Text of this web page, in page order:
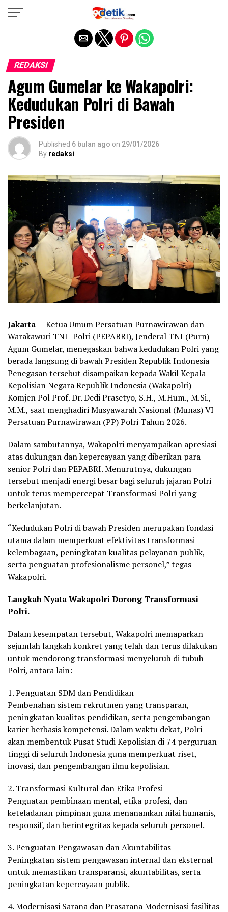
REDAKSI
Agum Gumelar ke Wakapolri:
Kedudukan Polri di Bawah
Presiden
Published 6 bulan ago on 29/01/2026
By redaksi
Jakarta— Ketua Umum Persatuan Purnawirawan dan
Warakawuri TNI–Polri (PEPABRI), Jenderal TNI (Purn)
Agum Gumelar, menegaskan bahwa kedudukan Polri yang
berada langsung di bawah Presiden Republik Indonesia
Penegasan tersebut disampaikan kepada Wakil Kepala
Kepolisian Negara Republik Indonesia (Wakapolri)
Komjen Pol Prof. Dr. Dedi Prasetyo, S.H., M.Hum., M.Si.,
M.M., saat menghadiri Musyawarah Nasional (Munas) VI
Persatuan Purnawirawan (PP) Polri Tahun 2026.
Dalam sambutannya, Wakapolri menyampaikan apresiasi
atas dukungan dan kepercayaan yang diberikan para
senior Polri dan PEPABRI. Menurutnya, dukungan
tersebut menjadi energi besar bagi seluruh jajaran Polri
untuk terus mempercepat Transformasi Polri yang
berkelanjutan.
“Kedudukan Polri di bawah Presiden merupakan fondasi
utama dalam memperkuat efektivitas transformasi
kelembagaan, peningkatan kualitas pelayanan publik,
serta penguatan profesionalisme personel,” tegas
Wakapolri.
Langkah Nyata Wakapolri Dorong Transformasi
Polri.
Dalam kesempatan tersebut, Wakapolri memaparkan
sejumlah langkah konkret yang telah dan terus dilakukan
untuk mendorong transformasi menyeluruh di tubuh
Polri, antara lain:
1. Penguatan SDM dan Pendidikan
Pembenahan sistem rekrutmen yang transparan,
peningkatan kualitas pendidikan, serta pengembangan
karier berbasis kompetensi. Dalam waktu dekat, Polri
akan membentuk Pusat Studi Kepolisian di 74 perguruan
tinggi di seluruh Indonesia guna memperkuat riset,
inovasi, dan pengembangan ilmu kepolisian.
2. Transformasi Kultural dan Etika Profesi
Penguatan pembinaan mental, etika profesi, dan
keteladanan pimpinan guna menanamkan nilai humanis,
responsif, dan berintegritas kepada seluruh personel.
3. Penguatan Pengawasan dan Akuntabilitas
Peningkatan sistem pengawasan internal dan eksternal
untuk memastikan transparansi, akuntabilitas, serta
peningkatan kepercayaan publik.
4. Modernisasi Sarana dan Prasarana Modernisasi fasilitas
Exit mobile version